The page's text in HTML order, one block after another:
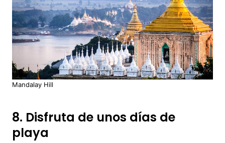
Mandalay Hill
8. Disfruta de unos días de
playa